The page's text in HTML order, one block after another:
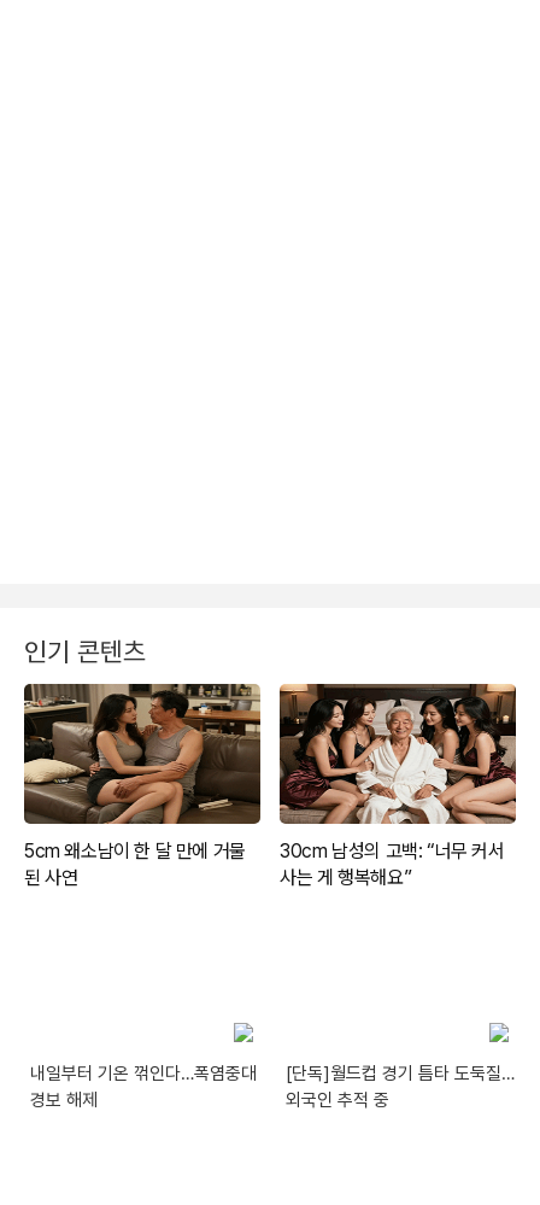
인기 콘텐츠
내일부터 기온 꺾인다…폭염중대
경보 해제
[단독]월드컵 경기 틈타 도둑질…
외국인 추적 중